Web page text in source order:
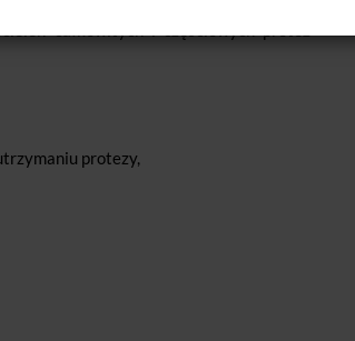
całkowitych i częściowych protez
protezy,